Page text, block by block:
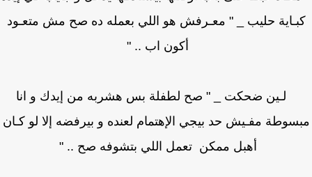
حليب _ " معـرفش هو اللي بعمله ده صح مش متعـود
أكون اب .. "
لـين ضحكت _ " صح لطفلة بس هشربه من إيدك و انا
مفـيش حد بيجي الإهتمام لعنده و بيرفضه إلا لو كـان
أهبل ممكن تعمل اللي بتشوفه صح .. "